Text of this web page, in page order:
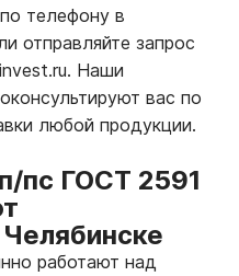
телефону в
отправляйте запрос
Наши
вас по
любой продукции.
пс ГОСТ 2591
работают над